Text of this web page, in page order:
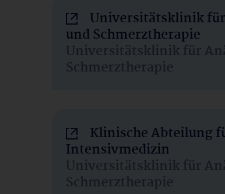
Universitätsklinik
und Schmerztherapie
Universitätsklinik für
Schmerztherapie
Klinische Abteilung
Intensivmedizin
Universitätsklinik für
Schmerztherapie